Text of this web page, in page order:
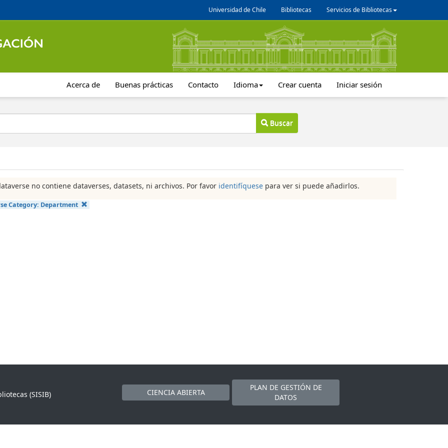
Universidad de Chile Bibliotecas Servicios de Bibliotecas
Acerca de Buenas prácticas Contacto Idioma Crear cuenta Iniciar sesión
Buscar
no contiene dataverses, datasets, ni archivos. Por favor identifíquese para ver si puede añadirlos.
Category: Department
(SISIB)
CIENCIA ABIERTA
PLAN DE GESTIÓN DE
DATOS